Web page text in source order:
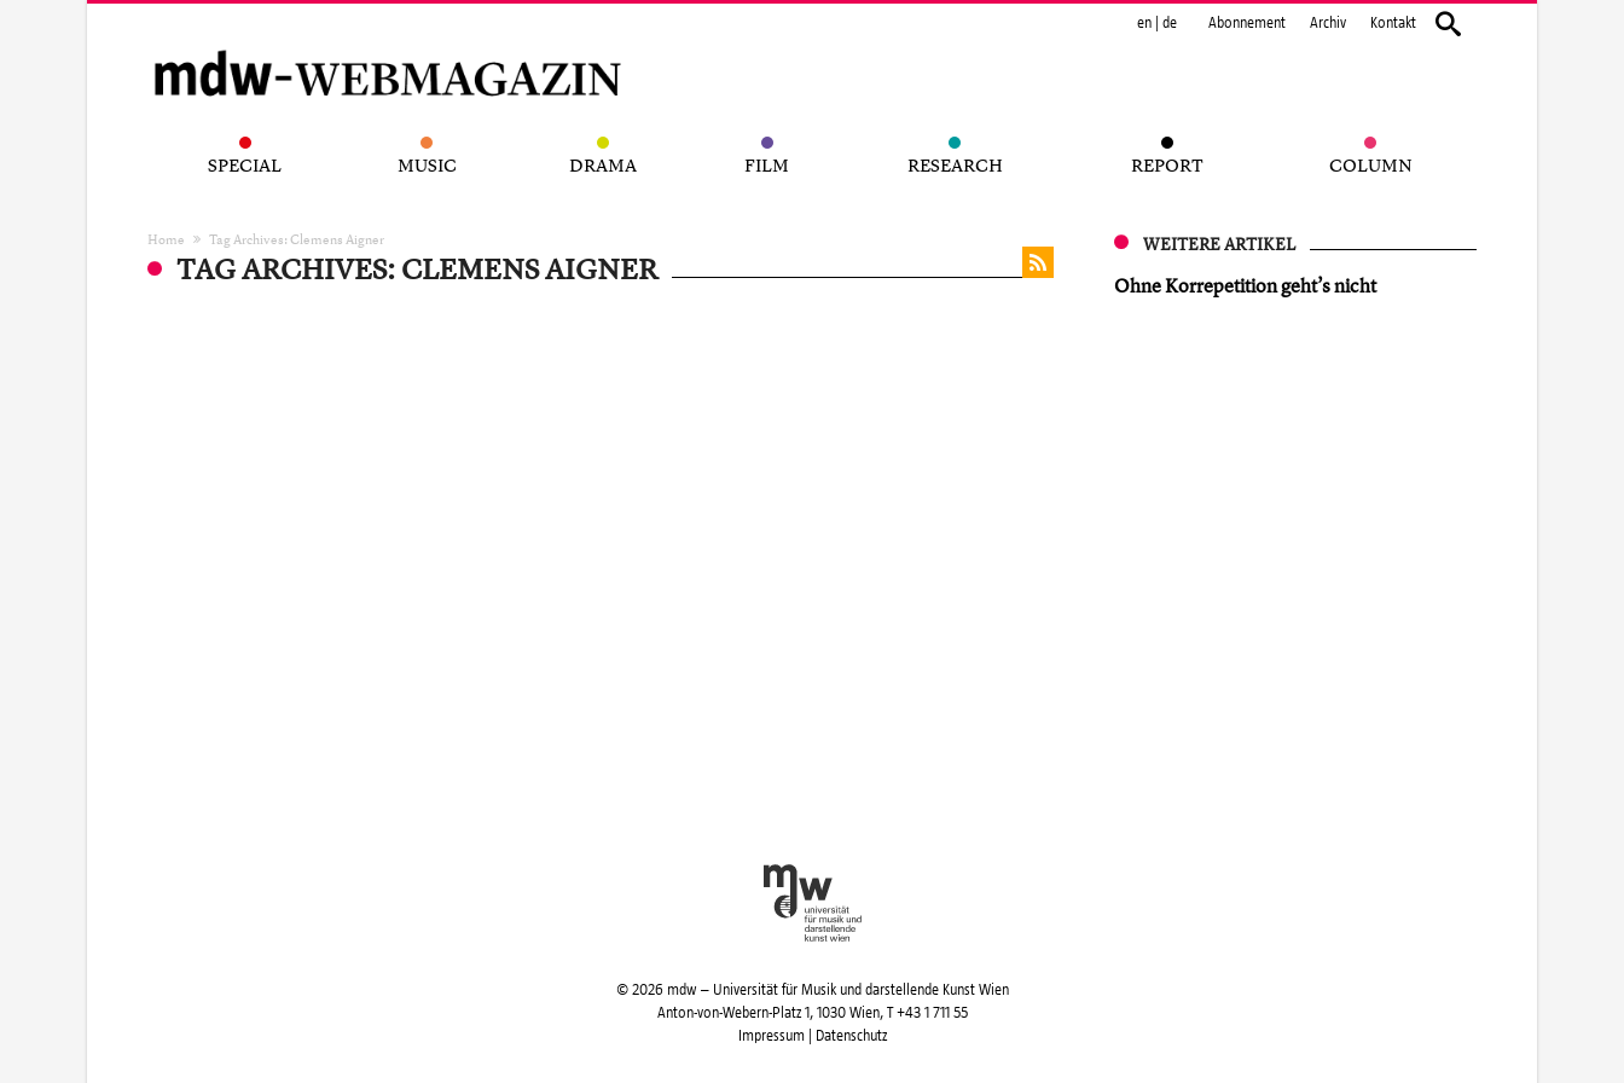
en de Abonnement Archiv Kontakt
SPECIAL MUSIC DRAMA FILM RESEARCH REPORT COLUMN
Home Tag Archives: Clemens Aigner
TAG ARCHIVES: CLEMENS AIGNER
WEITERE ARTIKEL
Ohne Korrepetition geht’s nicht
© 2026 mdw – Universität für Musik und darstellende Kunst Wien
Anton-von-Webern-Platz 1, 1030 Wien, T +43 1 711 55
Impressum| Datenschutz